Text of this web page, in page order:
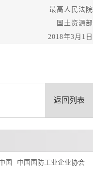
最高人民法院
国土资源部
2018年3月1日
返回列表
国 中国国防工业企业协会